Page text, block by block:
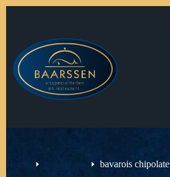
inhoud
bavarois chipolate